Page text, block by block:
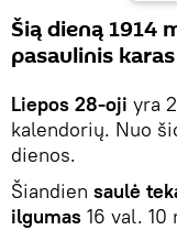
Šią dieną 1914
pasaulinis karas
Liepos 28-oji yra
kalendorių. Nuo
dienos.
Šiandien saulė
ilgumas 16 val. 10